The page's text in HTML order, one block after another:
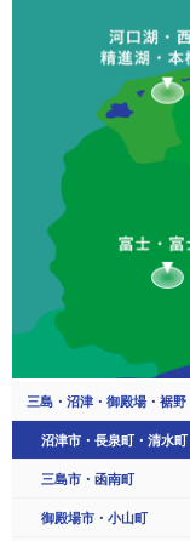
三島・沼津・御殿場・裾野
沼津市・長泉町・清水町
三島市・函南町
御殿場市・小山町